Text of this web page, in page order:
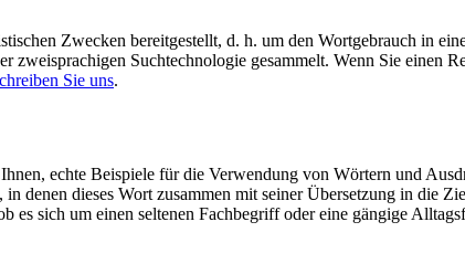
Zwecken bereitgestellt, d. h. um den Wortgebrauch in
Suchtechnologie gesammelt. Wenn Sie einen
Sie uns.
echte Beispiele für die Verwendung von Wörtern und
denen dieses Wort zusammen mit seiner Übersetzung in die
es sich um einen seltenen Fachbegriff oder eine gängige